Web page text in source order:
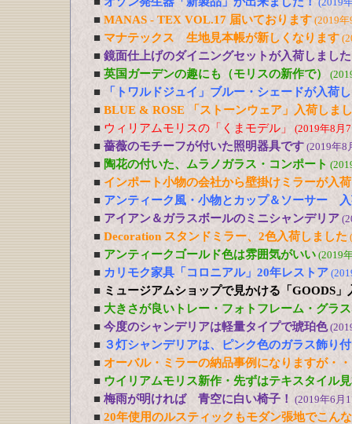
■ MANAS - TEX VOL.17 届いております (2019
■ マナテックス 生地見本帳が新しくなります
■ 鏡面仕上げのダイニングセットが入荷しました
■ 英国ガーデンの趣にも（モリスの新作で）
■
「トワルドジュイ」ブルー・シェードが入荷
■ BLUE & ROSE 「ストーンウェア」入荷しま
■ ウィリアムモリスの「くまモデル」 (2019年8月
■ 薔薇のモチーフが付いた照明器具です (2019年8
■ 陶花の付いた、ムラノガラス・コンポート
■ インポート小物の会社から壁掛けミラーが入荷
■ アンティーク風・小物とカップ＆ソーサー
■ アイアン＆ガラスボールのミニシャンデリア
■ Decoration スタンドミラー、2色入荷しました
■ アンティークゴールド色は雰囲気がいい (2019
■ カリモク家具「コロニアル」20年レストア
■ ミュージアムショップで見かける「GOODS」
■ 大きさが良いトレー・フォトフレーム・グラ
■ 今度のシャンデリアは軽量タイプで琥珀色
■ ３灯シャンデリアは、ピンク色のガラス飾り付
■ オーバル・ミラーの納品事例になりますが・
■ ウイリアムモリス新作・先ずはテキスタイル
■ 梅雨が明ければ 青空に白い椅子！ (2019年6月
■ 20年使用のルスティックもモダン張地でこん